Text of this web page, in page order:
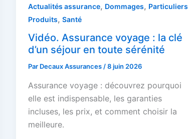
Actualités assurance, Dommages, Particuliers
Produits, Santé
Vidéo. Assurance voyage : la clé
d’un séjour en toute sérénité
Par Decaux Assurances/8 juin 2026
Assurance voyage : découvrez pourquoi
elle est indispensable, les garanties
incluses, les prix, et comment choisir la
meilleure.